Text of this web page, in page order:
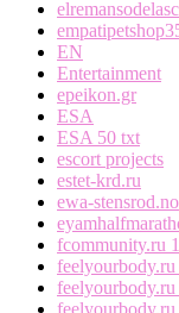
EN
Entertainment
epeikon.gr
ESA
ESA 50 txt
escort projects
estet-krd.ru
ewa-stensrod.no
fcommunity.ru
feelyourbody.ru
feelyourbody.ru